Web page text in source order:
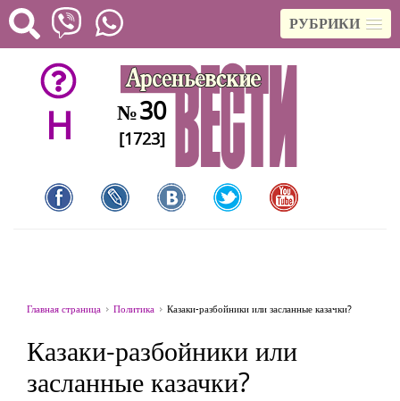
РУБРИКИ
H №30
[1723]
Главная страница Политика Казаки-разбойники или засланные казачки?
Казаки-разбойники или
засланные казачки?